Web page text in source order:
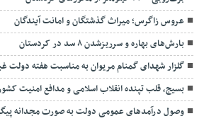
عروس زاگرس؛ میراث گذشتگان و امانت آیندگان
بارش‌های بهاره و سرریزشدن ۸ سد در کردستان
گلزار شهدای گمنام مریوان به مناسبت هفته دولت
بسیج، قلب تپنده انقلاب اسلامی و مدافع امنیت
وصول درآمدهای عمومی دولت به صورت مجدانه